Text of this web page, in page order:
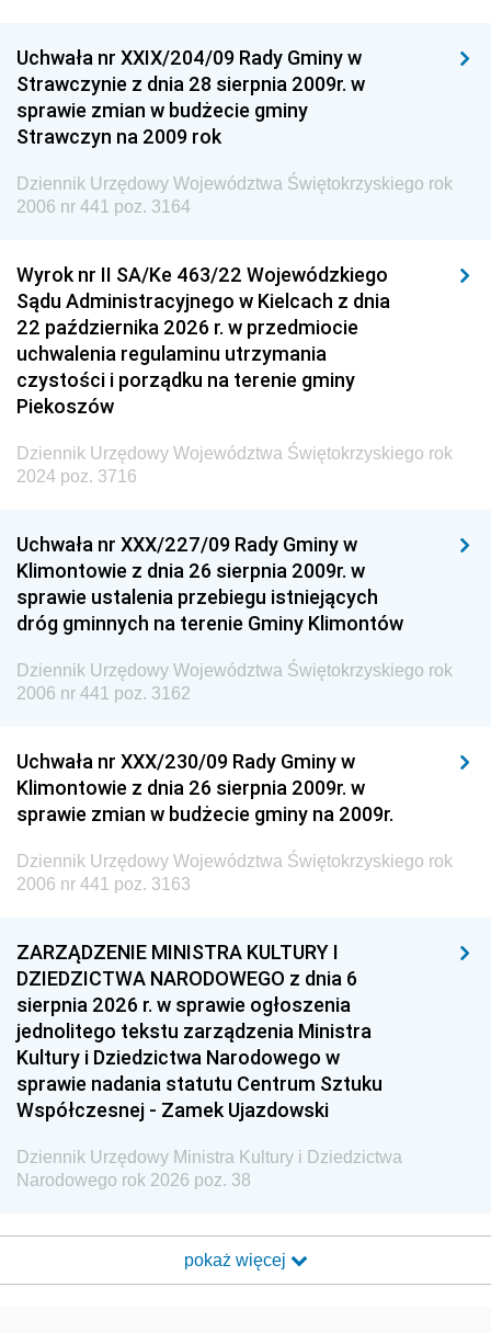
Dziennik Urzędowy Ministra Przemysłu
Dziennik Urzędowy Ministra Finansów i Gospodarki
Dziennik Urzędowy Ministra do Spraw Unii
Dziennik Urzędowy Agencji Wywiadu
Uchwała nr XXIX/204/09 Rady Gminy w
Strawczynie z dnia 28 sierpnia 2009r. w
sprawie zmian w budżecie gminy
Strawczyn na 2009 rok
Dziennik Urzędowy Województwa Świętokrzyskiego rok
2006 nr 441 poz. 3164
Wyrok nr II SA/Ke 463/22 Wojewódzkiego
Sądu Administracyjnego w Kielcach z dnia
22 października 2026 r. w przedmiocie
uchwalenia regulaminu utrzymania
czystości i porządku na terenie gminy
Piekoszów
Dziennik Urzędowy Województwa Świętokrzyskiego rok
2024 poz. 3716
Uchwała nr XXX/227/09 Rady Gminy w
Klimontowie z dnia 26 sierpnia 2009r. w
sprawie ustalenia przebiegu istniejących
dróg gminnych na terenie Gminy Klimontów
Dziennik Urzędowy Województwa Świętokrzyskiego rok
2006 nr 441 poz. 3162
Uchwała nr XXX/230/09 Rady Gminy w
Klimontowie z dnia 26 sierpnia 2009r. w
sprawie zmian w budżecie gminy na 2009r.
Dziennik Urzędowy Województwa Świętokrzyskiego rok
2006 nr 441 poz. 3163
ZARZĄDZENIE MINISTRA KULTURY I
DZIEDZICTWA NARODOWEGO z dnia 6
sierpnia 2026 r. w sprawie ogłoszenia
jednolitego tekstu zarządzenia Ministra
Kultury i Dziedzictwa Narodowego w
sprawie nadania statutu Centrum Sztuku
Współczesnej - Zamek Ujazdowski
Dziennik Urzędowy Ministra Kultury i Dziedzictwa
Narodowego rok 2026 poz. 38
pokaż więcej